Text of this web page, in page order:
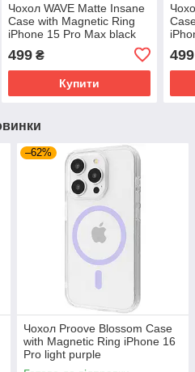
Чохол WAVE Matte Insane
Case with Magnetic Ring
iPhone 15 Pro Max black
499₴
Купити
499
–62%
Чохол Proove Blossom Case
with Magnetic Ring iPhone 16
Pro light purple
(PCBLIP16P007)